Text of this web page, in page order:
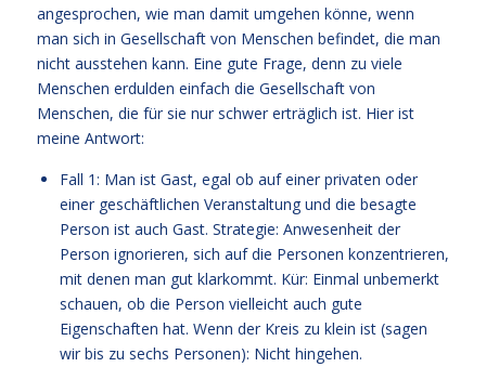
angesprochen, wie man damit umgehen könne, wenn
man sich in Gesellschaft von Menschen befindet, die man
nicht ausstehen kann. Eine gute Frage, denn zu viele
Menschen erdulden einfach die Gesellschaft von
Menschen, die für sie nur schwer erträglich ist. Hier ist
meine Antwort:
Fall 1: Man ist Gast, egal ob auf einer privaten oder
einer geschäftlichen Veranstaltung und die besagte
Person ist auch Gast. Strategie: Anwesenheit der
Person ignorieren, sich auf die Personen konzentrieren,
mit denen man gut klarkommt. Kür: Einmal unbemerkt
schauen, ob die Person vielleicht auch gute
Eigenschaften hat. Wenn der Kreis zu klein ist (sagen
wir bis zu sechs Personen): Nicht hingehen.